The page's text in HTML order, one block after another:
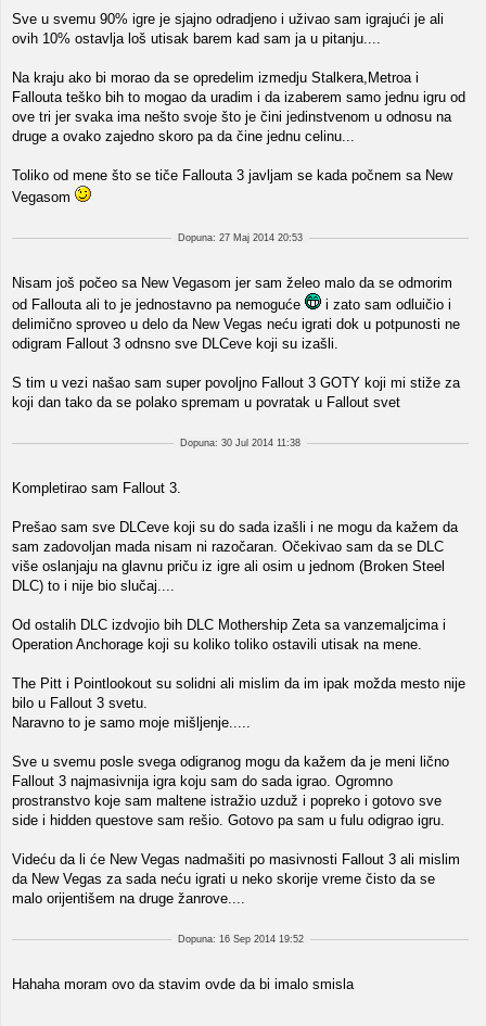
Sve u svemu 90% igre je sjajno odradjeno i uživao sam igrajući je ali
ovih 10% ostavlja loš utisak barem kad sam ja u pitanju....
Na kraju ako bi morao da se opredelim izmedju Stalkera,Metroa i
Fallouta teško bih to mogao da uradim i da izaberem samo jednu igru od
ove tri jer svaka ima nešto svoje što je čini jedinstvenom u odnosu na
druge a ovako zajedno skoro pa da čine jednu celinu...
Toliko od mene što se tiče Fallouta 3 javljam se kada počnem sa New
Vegasom
Dopuna: 27 Maj 2014 20:53
Nisam još počeo sa New Vegasom jer sam želeo malo da se odmorim
od Fallouta ali to je jednostavno pa nemoguće
i zato sam odluičio i
delimično sproveo u delo da New Vegas neću igrati dok u potpunosti ne
odigram Fallout 3 odnsno sve DLCeve koji su izašli.
S tim u vezi našao sam super povoljno Fallout 3 GOTY koji mi stiže za
koji dan tako da se polako spremam u povratak u Fallout svet
Dopuna: 30 Jul 2014 11:38
Kompletirao sam Fallout 3.
Prešao sam sve DLCeve koji su do sada izašli i ne mogu da kažem da
sam zadovoljan mada nisam ni razočaran. Očekivao sam da se DLC
više oslanjaju na glavnu priču iz igre ali osim u jednom (Broken Steel
DLC) to i nije bio slučaj....
Od ostalih DLC izdvojio bih DLC Mothership Zeta sa vanzemaljcima i
Operation Anchorage koji su koliko toliko ostavili utisak na mene.
The Pitt i Pointlookout su solidni ali mislim da im ipak možda mesto nije
bilo u Fallout 3 svetu.
Naravno to je samo moje mišljenje.....
Sve u svemu posle svega odigranog mogu da kažem da je meni lično
Fallout 3 najmasivnija igra koju sam do sada igrao. Ogromno
prostranstvo koje sam maltene istražio uzduž i popreko i gotovo sve
side i hidden questove sam rešio. Gotovo pa sam u fulu odigrao igru.
Videću da li će New Vegas nadmašiti po masivnosti Fallout 3 ali mislim
da New Vegas za sada neću igrati u neko skorije vreme čisto da se
malo orijentišem na druge žanrove....
Dopuna: 16 Sep 2014 19:52
Hahaha moram ovo da stavim ovde da bi imalo smisla